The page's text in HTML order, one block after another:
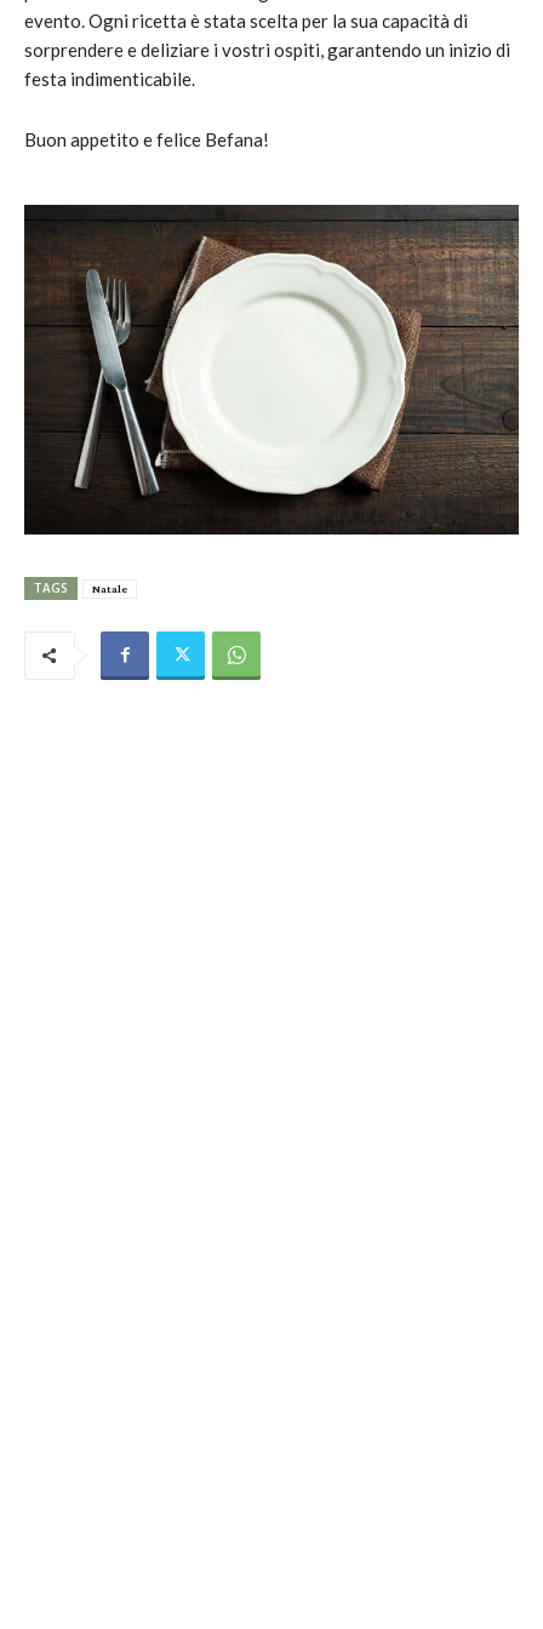
evento. Ogni ricetta è stata scelta per la sua capacità di
sorprendere e deliziare i vostri ospiti, garantendo un inizio di
festa indimenticabile.
Buon appetito e felice Befana!
TAGS Natale